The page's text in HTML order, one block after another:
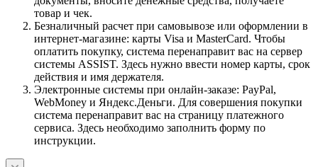
товар и чек.
Безналичный расчет при самовывозе или оформлении в
интернет-магазине: карты Visa и MasterCard. Чтобы
оплатить покупку, система перенаправит вас на сервер
системы ASSIST. Здесь нужно ввести номер карты, срок
действия и имя держателя.
Электронные системы при онлайн-заказе: PayPal,
WebMoney и Яндекс.Деньги. Для совершения покупки
система перенаправит вас на страницу платежного
сервиса. Здесь необходимо заполнить форму по
инструкции.